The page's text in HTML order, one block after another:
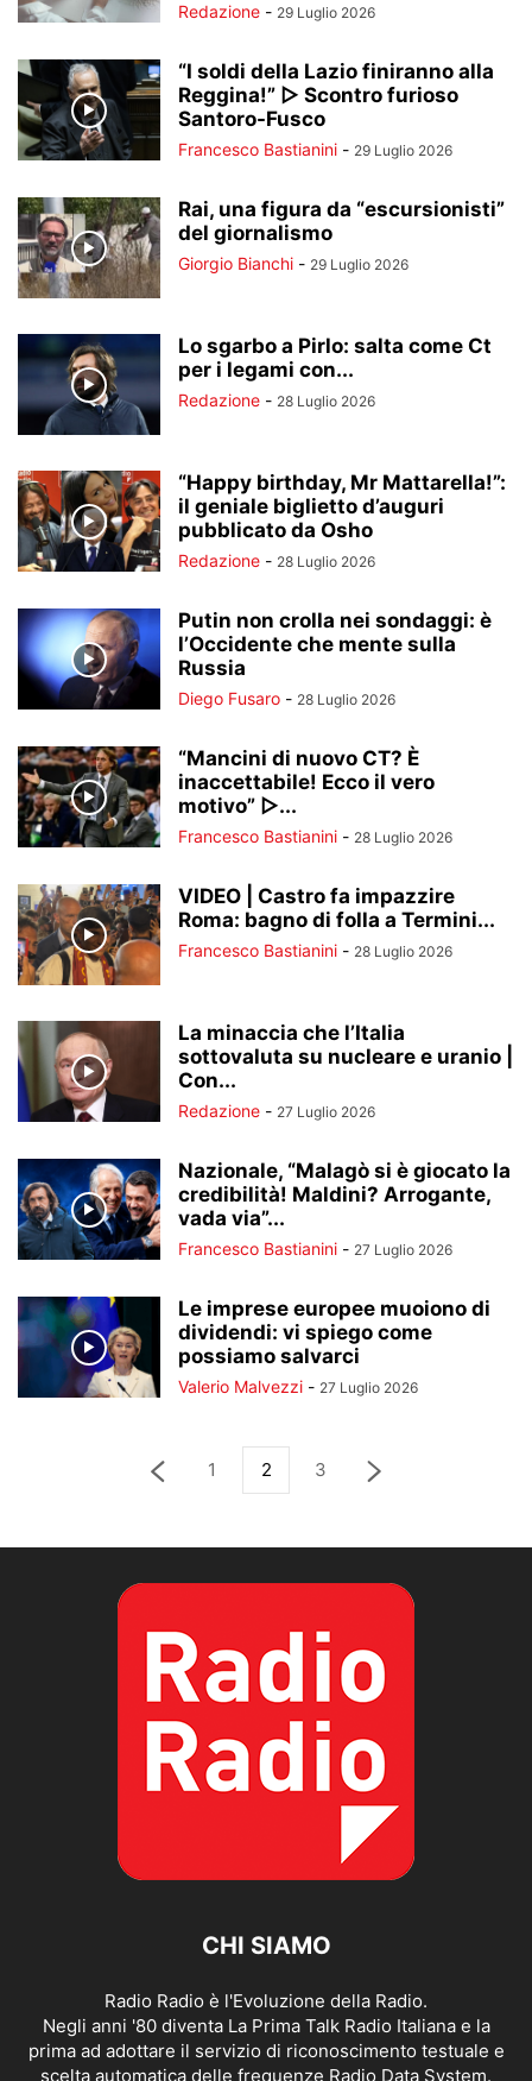
Redazione - 29 Luglio 2026
“I soldi della Lazio finiranno alla
Reggina!” ▷ Scontro furioso
Santoro-Fusco
Francesco Bastianini - 29 Luglio 2026
Rai, una figura da “escursionisti”
del giornalismo
Giorgio Bianchi - 29 Luglio 2026
Lo sgarbo a Pirlo: salta come Ct
per i legami con...
Redazione - 28 Luglio 2026
“Happy birthday, Mr Mattarella!”:
il geniale biglietto d’auguri
pubblicato da Osho
Redazione - 28 Luglio 2026
Putin non crolla nei sondaggi: è
l’Occidente che mente sulla
Russia
Diego Fusaro - 28 Luglio 2026
“Mancini di nuovo CT? È
inaccettabile! Ecco il vero
motivo” ▷...
Francesco Bastianini - 28 Luglio 2026
VIDEO | Castro fa impazzire
Roma: bagno di folla a Termini...
Francesco Bastianini - 28 Luglio 2026
La minaccia che l’Italia
sottovaluta su nucleare e uranio |
Con...
Redazione - 27 Luglio 2026
Nazionale, “Malagò si è giocato la
credibilità! Maldini? Arrogante,
vada via”...
Francesco Bastianini - 27 Luglio 2026
Le imprese europee muoiono di
dividendi: vi spiego come
possiamo salvarci
Valerio Malvezzi - 27 Luglio 2026
1 2 3
CHI SIAMO
Radio Radio è l'Evoluzione della Radio.
Negli anni '80 diventa La Prima Talk Radio Italiana e la
prima ad adottare il servizio di riconoscimento testuale e
scelta automatica delle frequenze Radio Data System.